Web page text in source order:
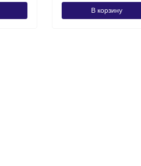
В корзину